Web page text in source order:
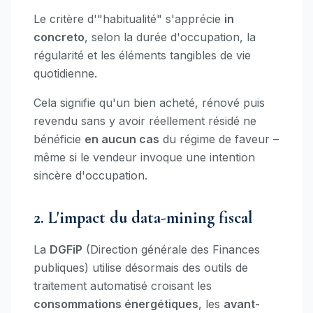
Le critère d'"habitualité" s'apprécie in
concreto, selon la durée d'occupation, la
régularité et les éléments tangibles de vie
quotidienne.
Cela signifie qu'un bien acheté, rénové puis
revendu sans y avoir réellement résidé ne
bénéficie en aucun cas du régime de faveur –
même si le vendeur invoque une intention
sincère d'occupation.
2. L'impact du data-mining fiscal
La DGFiP (Direction générale des Finances
publiques) utilise désormais des outils de
traitement automatisé croisant les
consommations énergétiques, les avant-